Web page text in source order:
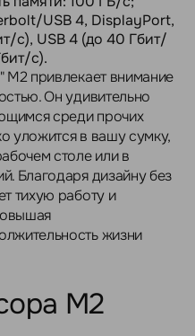
USB 4, DisplayPort,
с), USB 4 (до 40 Гбит/
с).
привлекает внимание
Он удивительно
среди прочих
уложится в вашу сумку,
столе или в
Благодаря дизайну без
тихую работу и
жизни
M2